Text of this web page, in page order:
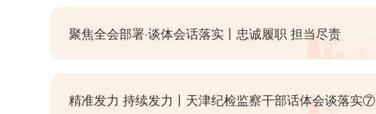
聚焦全会部署·谈体会话落实丨忠诚履职 担当尽责
精准发力 持续发力丨天津纪检监察干部话体会谈落实⑦